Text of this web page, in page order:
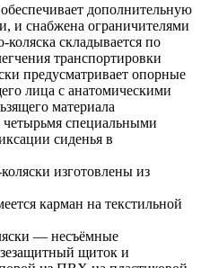
дополнительную
и снабжена ограничителями
складывается по
транспортировки
предусматривает опорные
лица с анатомическими
материала
четырьмя специальными
сиденья в
изготовлены из
карман на текстильной
— несъёмные
щиток и